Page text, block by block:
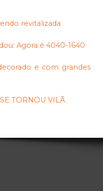
revitalizada
Agora é 4040-1640
e com grandes
TORNOU VILÃ